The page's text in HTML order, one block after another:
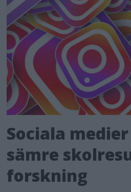
Sociala
sämre
forskning